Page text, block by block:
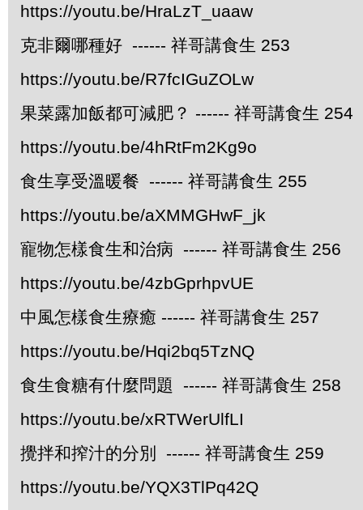
https://youtu.be/HraLzT_uaaw
克非爾哪種好 ------ 祥哥講食生 253
https://youtu.be/R7fcIGuZOLw
果菜露加飯都可減肥？ ------ 祥哥講食生 254
https://youtu.be/4hRtFm2Kg9o
食生享受溫暖餐 ------ 祥哥講食生 255
https://youtu.be/aXMMGHwF_jk
寵物怎樣食生和治病 ------ 祥哥講食生 256
https://youtu.be/4zbGprhpvUE
中風怎樣食生療癒 ------ 祥哥講食生 257
https://youtu.be/Hqi2bq5TzNQ
食生食糖有什麼問題 ------ 祥哥講食生 258
https://youtu.be/xRTWerUlfLI
攪拌和搾汁的分別 ------ 祥哥講食生 259
https://youtu.be/YQX3TlPq42Q